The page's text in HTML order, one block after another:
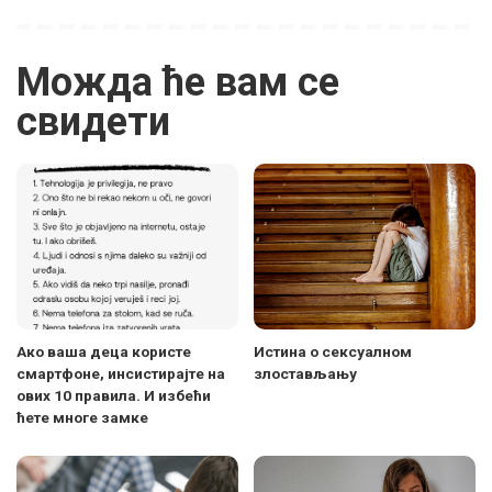
Можда ће вам се
свидети
Ако ваша деца користе
смартфоне, инсистирајте на
ових 10 правила. И избећи
ћете многе замке
Истина о сексуалном
злостављању